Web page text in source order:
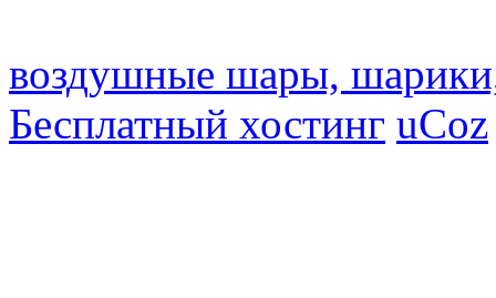
воздушные шары,
Бесплатный хостинг uCoz